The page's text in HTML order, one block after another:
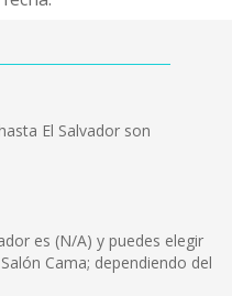
El Salvador son
es (N/A) y puedes elegir
Cama; dependiendo del